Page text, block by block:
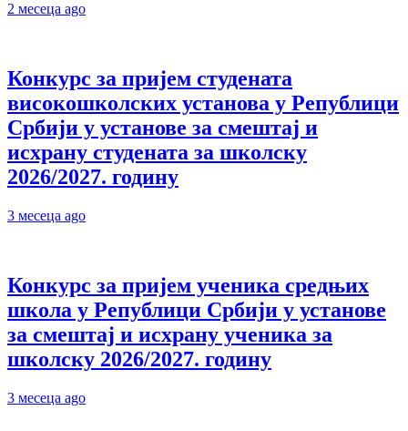
2 месеца ago
Конкурс за пријем студената
високошколских установа у Републици
Србији у установе за смештај и
исхрану студената за школску
2026/2027. годину
3 месеца ago
Конкурс за пријем ученика средњих
школа у Републици Србији у установе
за смештај и исхрану ученика за
школску 2026/2027. годину
3 месеца ago